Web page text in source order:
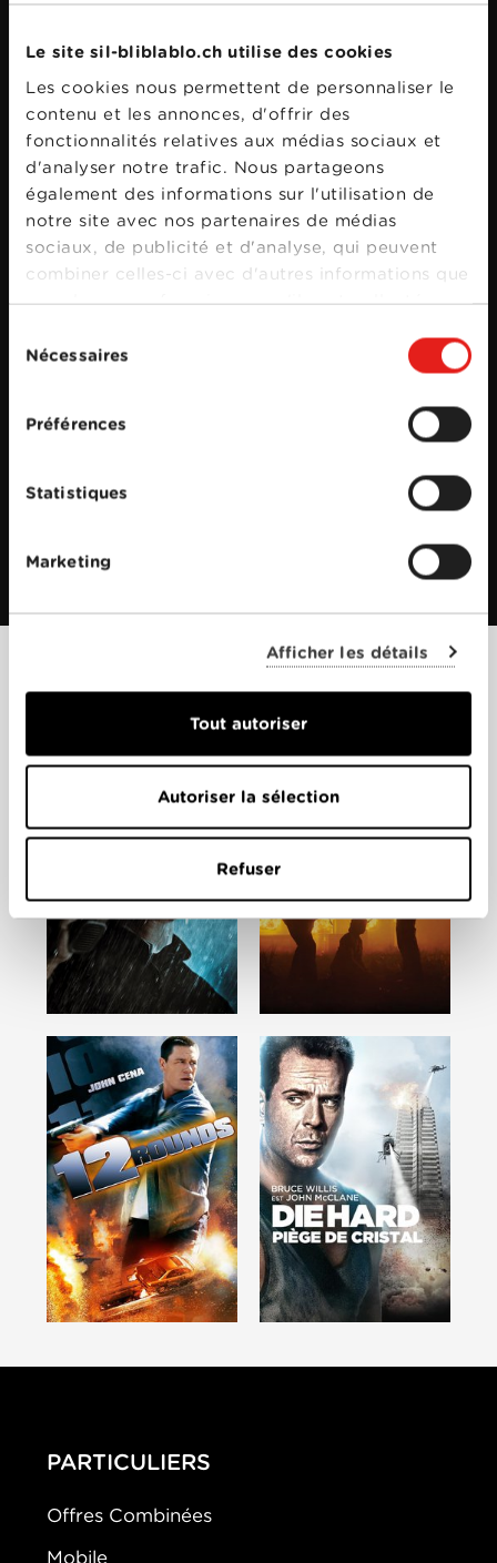
Le site sil-bliblablo.ch utilise des cookies
Les cookies nous permettent de personnaliser le
contenu et les annonces, d'offrir des
fonctionnalités relatives aux médias sociaux et
d'analyser notre trafic. Nous partageons
également des informations sur l'utilisation de
notre site avec nos partenaires de médias
sociaux, de publicité et d'analyse, qui peuvent
combiner celles-ci avec d'autres informations que
vous leur avez fournies ou qu'ils ont collectées
duNécessaires
Préférences
Statistiques
Marketing
Afficher les détails
Tout autoriser
Autoriser la sélection
Refuser
Films apparentés
PARTICULIERS
Offres Combinées
Mobile